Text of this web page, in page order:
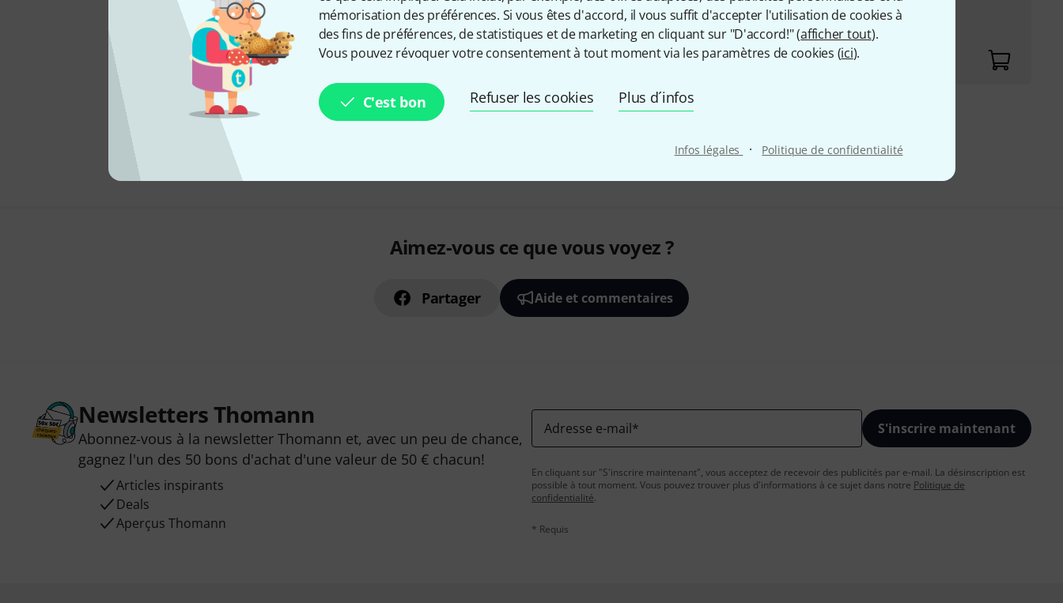
mémorisation des préférences. Si vous êtes d'accord, il vous suffit d'accepter l'utilisation de cookies à
des fins de préférences, de statistiques et de marketing en cliquant sur "D'accord!" (afficher tout).
Vous pouvez révoquer votre consentement à tout moment via les paramètres de cookies (ici).
C'est bon Refuser les cookies Plus d´infos
Infos légales · Politique de confidentialité
10G Ethernet ports: 1x 100/1000/10GBase-T
1G Ethernet ports: 1x 100/1000BASE-T
Les prix sont indiqués avec TVA comprise
Aimez-vous ce que vous voyez ?
Partager Aide et commentaires
Newsletters Thomann
Abonnez-vous à la newsletter Thomann et, avec un peu de chance,
gagnez l'un des 50 bons d'achat d'une valeur de 50 € chacun!
Articles inspirants
Deals
Aperçus Thomann
Adresse e-mail* S'inscrire maintenant
En cliquant sur "S'inscrire maintenant", vous acceptez de recevoir des publicités par e-mail. La désinscription est
possible à tout moment. Vous pouvez trouver plus d'informations à ce sujet dans notre Politique de
confidentialité.
* Requis